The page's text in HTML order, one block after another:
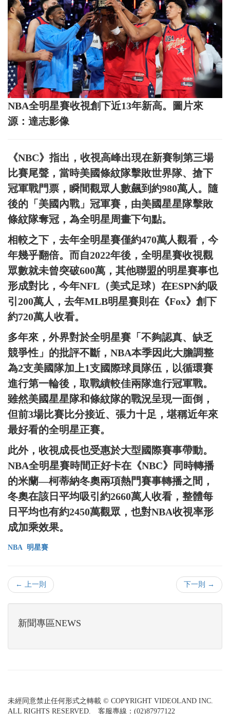
NBA全明星賽收視創下近13年新高。圖片來
源：達志影像
《NBC》指出，收視高峰出現在新賽制第三場
比賽尾聲，當時美國條紋隊擊敗世界隊、搶下
冠軍戰門票，瞬間觀眾人數飆到約980萬人。隨
後的「美國內戰」冠軍賽，由美國星星隊擊敗
條紋隊奪冠，為全明星周畫下句點。
相較之下，去年全明星賽僅約470萬人觀看，今
年幾乎翻倍。而自2022年後，全明星賽收視觀
眾數就未曾突破600萬，其他聯盟的明星賽事也
形成對比，今年NFL（美式足球）在ESPN約吸
引200萬人，去年MLB明星賽則在《Fox》創下
約720萬人收看。
多年來，外界對於全明星賽「不夠認真、缺乏
競爭性」的批評不斷，NBA本季因此大膽調整
為2支美國隊加上1支國際球員隊伍，以循環賽
進行第一輪後，取戰績較佳兩隊進行冠軍戰。
雖然美國星星隊和條紋隊的戰況呈現一面倒，
但前3場比賽比分接近、張力十足，堪稱近年來
最好看的全明星正賽。
此外，收視成長也受惠於大型國際賽事帶動。
NBA全明星賽時間正好卡在《NBC》同時轉播
的米蘭—柯蒂納冬奧兩項熱門賽事轉播之間，
冬奧在該日平均吸引約2660萬人收看，整體每
日平均也有約2450萬觀眾，也對NBA收視率形
成加乘效果。
NBA 明星賽
← 上一則 下一則 →
新聞專區NEWS
未經同意禁止任何形式之轉載 © COPYRIGHT VIDEOLAND INC.
ALL RIGHTS RESERVED. 客服專線：(02)87977122